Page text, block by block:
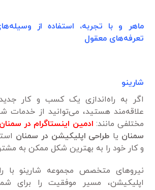
ماهر و با تجربه، استفاده از
تعرفه‌های معقول
شارینو
اگر به راه‌اندازی یک کسب و کار
علاقه‌مند هستید، می‌توانید از خدمات
مختلفی مانند: ادمین اینستاگرام در سمنان
سمنان یا طراحی اپلیکیشن در سمنان
و کار خود را به بهترین شکل ممکن به
نیرو‌های متخصص مجموعه شارینو با
اپلیکیشن، مسیر موفقیت را برای